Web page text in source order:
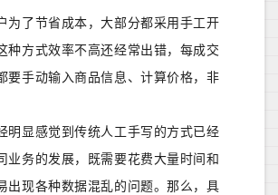
为了节省成本，大部分都采用手工开
种方式效率不高还经常出错，每成交
要手动输入商品信息、计算价格，非
明显感觉到传统人工手写的方式已经
业务的发展，既需要花费大量时间和
出现各种数据混乱的问题。那么，具